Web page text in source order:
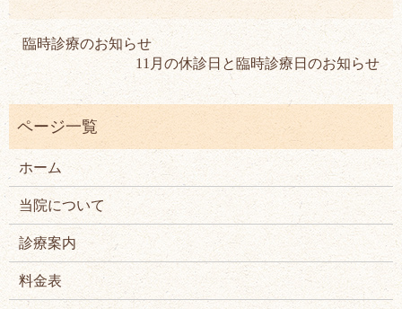
臨時診療のお知らせ
11月の休診日と臨時診療日のお知らせ
ホーム
当院について
診療案内
料金表